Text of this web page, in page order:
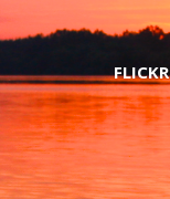
FLICKR